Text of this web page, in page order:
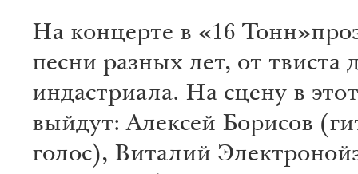
На концерте в «16
песни разных лет, от твиста
индастриала. На сцену в
выйдут: Алексей Борисов
голос), Виталий